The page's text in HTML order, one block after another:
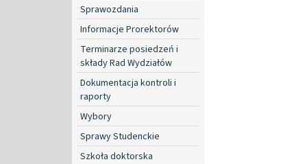
Sprawozdania
Informacje Prorektorów
Terminarze posiedzeń i
składy Rad Wydziałów
Dokumentacja kontroli i
raporty
Wybory
Sprawy Studenckie
Szkoła doktorska